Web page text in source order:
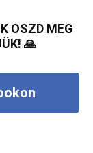
OSZD MEG
🙏